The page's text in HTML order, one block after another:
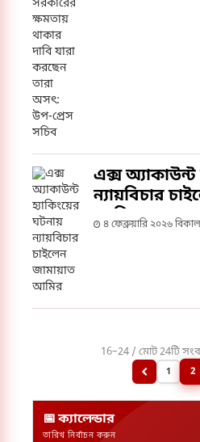
এক্স অ্যাকাউন্ট
ন্যায়বিচার
আমির
৪ ফেব্রুয়ারি ২০২৬
16–24 / মোট 24টি
1 2
📅 ক্যালেন্ডার
তারিখ নির্বাচন করুন